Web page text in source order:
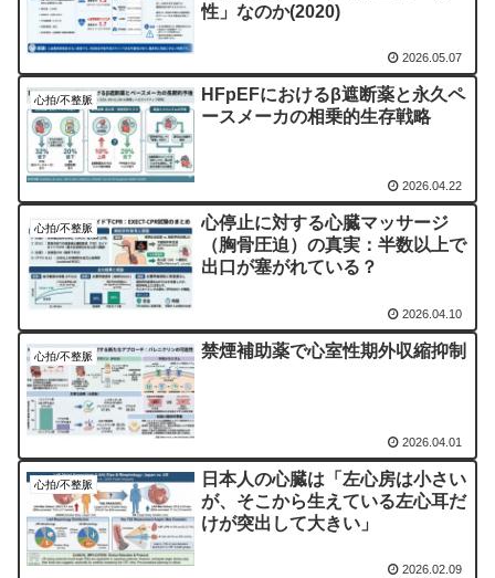
性」なのか(2020)
2026.05.07
心拍/不整脈
HFpEFにおけるβ遮断薬と永久ペ
ースメーカの相乗的生存戦略
2026.04.22
心拍/不整脈
心停止に対する心臓マッサージ
（胸骨圧迫）の真実：半数以上で
出口が塞がれている？
2026.04.10
心拍/不整脈 禁煙補助薬で心室性期外収縮抑制
2026.04.01
心拍/不整脈
日本人の心臓は「左心房は小さい
が、そこから生えている左心耳だ
けが突出して大きい」
2026.02.09